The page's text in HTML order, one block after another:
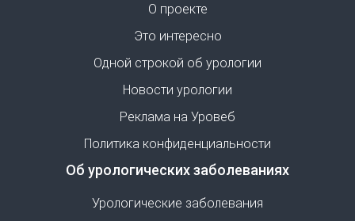
О проекте
Это интересно
Одной строкой об урологии
Новости урологии
Реклама на Уровеб
Политика конфиденциальности
Об урологических заболеваниях
Урологические заболевания